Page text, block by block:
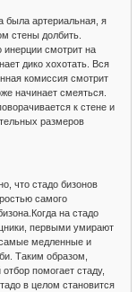
была артериальная, я
стены долбить.
инерции смотрит на
дико хохотать. Вся
комиссия смотрит
начинает смеяться.
к стене и
размеров
что стадо бизонов
самого
на стадо
первыми умирают
медленные и
Таким образом,
помогает стаду,
в целом становится